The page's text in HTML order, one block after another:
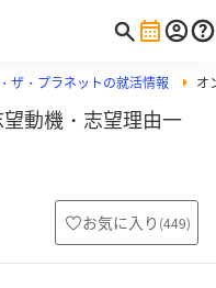
ザ・プラネットの就活情報 オ
動機・志望理由一
お気に入り (449)